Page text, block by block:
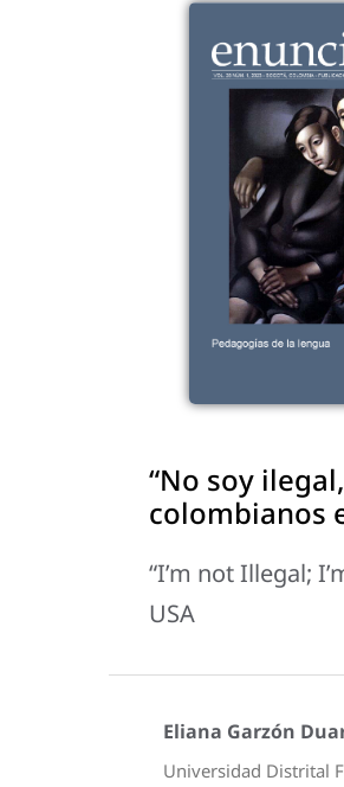
“No soy
colombianos
“I’m not Illegal;
USA
Eliana Garzón
Universidad Distrital